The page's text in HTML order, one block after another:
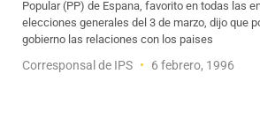
Popular (PP) de Espana, favorito en todas las
elecciones generales del 3 de marzo, dijo que
gobierno las relaciones con los paises
Corresponsal de IPS 6 febrero, 1996